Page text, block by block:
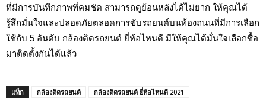
ที่มีการบันทึกภาพที่คมชัด สามารถดูย้อนหลังได้ไม่ยาก ให้คุณได้
รู้สึกมั่นใจและปลอดภัยตลอดการขับรถยนต์บนท้องถนนที่มีการเลือก
ใช้กับ 5 อันดับ กล้องติดรถยนต์ ยี่ห้อไหนดี มีให้คุณได้มั่นใจเลือกซื้อ
มาติดตั้งกันได้แล้ว
แท็ก กล้องติดรถยนต์ กล้องติดรถยนต์ ยี่ห้อไหนดี 2021